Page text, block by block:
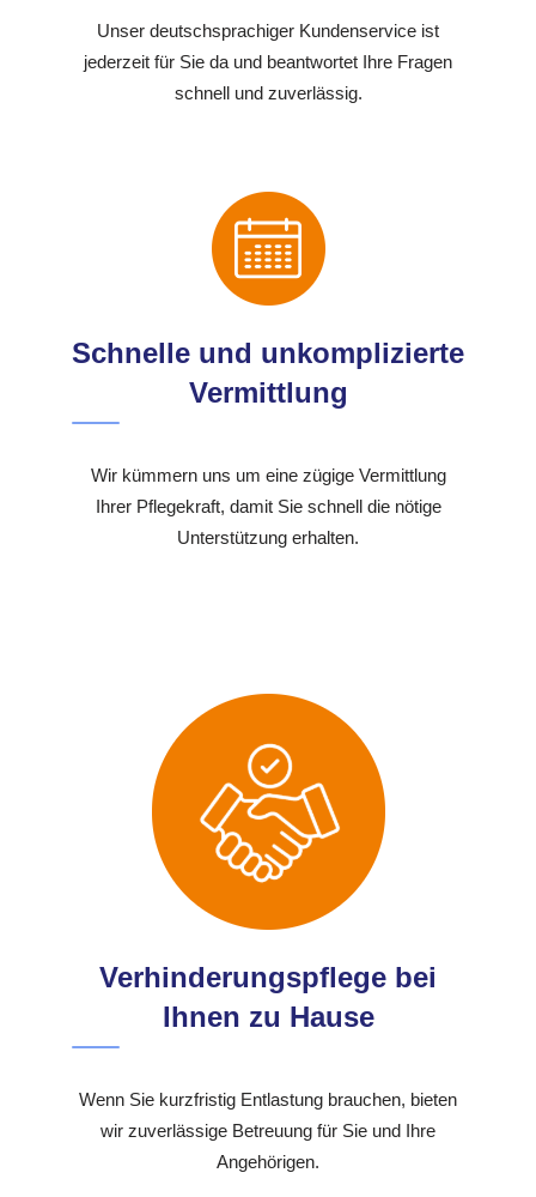
Unser deutschsprachiger Kundenservice ist
jederzeit für Sie da und beantwortet Ihre Fragen
schnell und zuverlässig.
Schnelle und unkomplizierte
Vermittlung
Wir kümmern uns um eine zügige Vermittlung
Ihrer Pflegekraft, damit Sie schnell die nötige
Unterstützung erhalten.
Verhinderungspflege bei
Ihnen zu Hause
Wenn Sie kurzfristig Entlastung brauchen, bieten
wir zuverlässige Betreuung für Sie und Ihre
Angehörigen.